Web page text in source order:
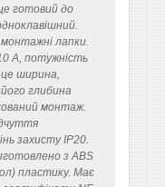
готовий до
лапки.
A, потужність
ширина,
глибина
монтаж.
захисту IP20.
з ABS
пластику. Має